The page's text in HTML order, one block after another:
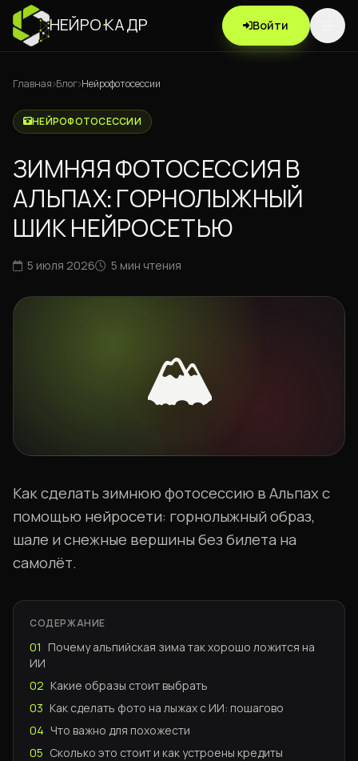
НЕЙРО·КАДР Войти
Главная Блог Нейрофотосессии
НЕЙРОФОТОСЕССИИ
ЗИМНЯЯ ФОТОСЕССИЯ В
АЛЬПАХ: ГОРНОЛЫЖНЫЙ
ШИК НЕЙРОСЕТЬЮ
5 июля 2026 5 мин чтения
🏔️
Как сделать зимнюю фотосессию в Альпах с
помощью нейросети: горнолыжный образ,
шале и снежные вершины без билета на
самолёт.
СОДЕРЖАНИЕ
01 Почему альпийская зима так хорошо ложится на
ИИ
02 Какие образы стоит выбрать
03 Как сделать фото на лыжах с ИИ: пошагово
04 Что важно для похожести
05 Сколько это стоит и как устроены кредиты